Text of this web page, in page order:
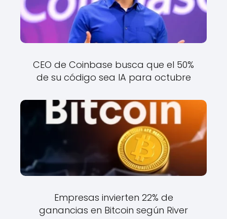
CEO de Coinbase busca que el 50%
de su código sea IA para octubre
Empresas invierten 22% de
ganancias en Bitcoin según River